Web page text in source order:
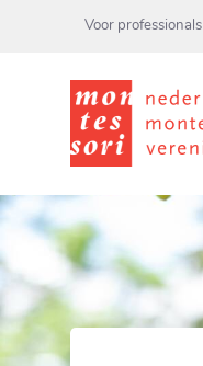
Voor professionals